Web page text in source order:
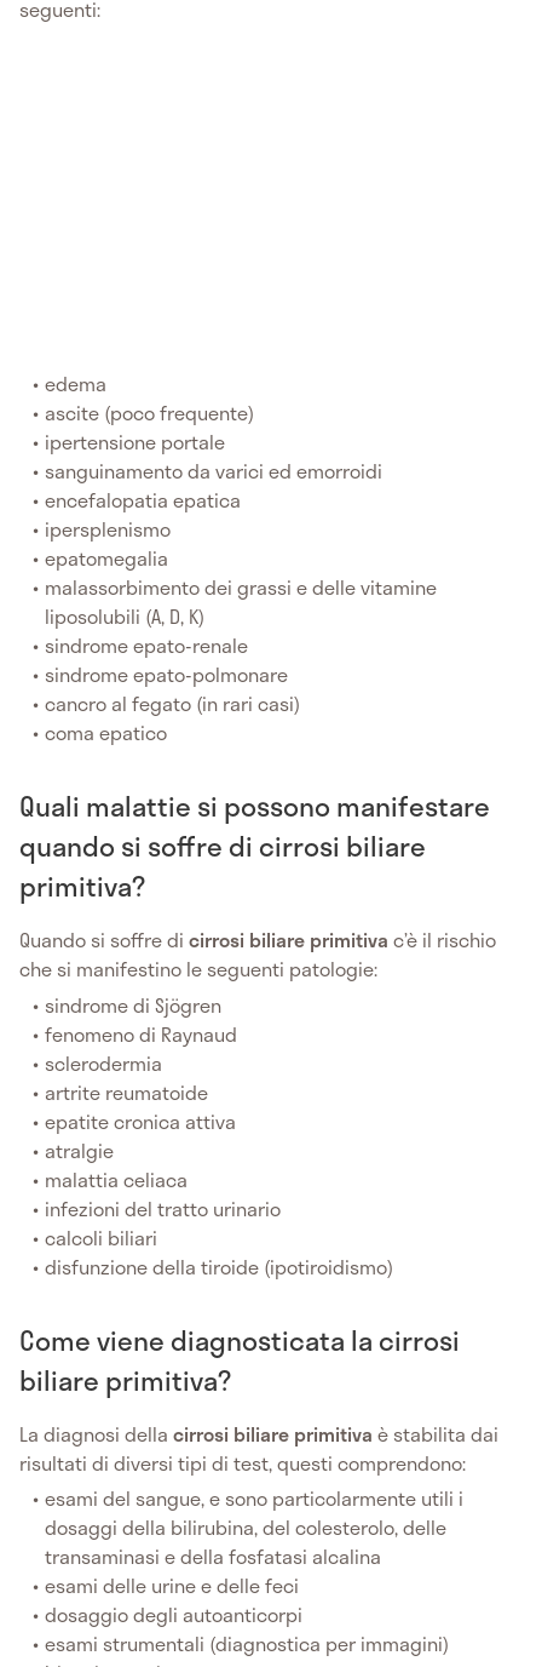
seguenti:
edema
ascite (poco frequente)
ipertensione portale
sanguinamento da varici ed emorroidi
encefalopatia epatica
ipersplenismo
epatomegalia
malassorbimento dei grassi e delle vitamine
liposolubili (A, D, K)
sindrome epato-renale
sindrome epato-polmonare
cancro al fegato (in rari casi)
coma epatico
Quali malattie si possono manifestare
quando si soffre di cirrosi biliare
primitiva?
Quando si soffre di cirrosi biliare primitiva c’è il rischio
che si manifestino le seguenti patologie:
sindrome di Sjögren
fenomeno di Raynaud
sclerodermia
artrite reumatoide
epatite cronica attiva
atralgie
malattia celiaca
infezioni del tratto urinario
calcoli biliari
disfunzione della tiroide (ipotiroidismo)
Come viene diagnosticata la cirrosi
biliare primitiva?
La diagnosi della cirrosi biliare primitiva è stabilita dai
risultati di diversi tipi di test, questi comprendono:
esami del sangue, e sono particolarmente utili i
dosaggi della bilirubina, del colesterolo, delle
transaminasi e della fosfatasi alcalina
esami delle urine e delle feci
dosaggio degli autoanticorpi
esami strumentali (diagnostica per immagini)